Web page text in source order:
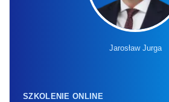
Jarosław Jurga
SZKOLENIE ONLINE